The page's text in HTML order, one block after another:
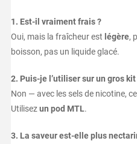
1. Est-il vraiment frais ?
Oui, mais la fraîcheur est légère,
boisson, pas un liquide glacé.
2. Puis-je l’utiliser sur un gros
Non — avec les sels de nicotine,
Utilisezun pod MTL.
3. La saveur est-elle plus